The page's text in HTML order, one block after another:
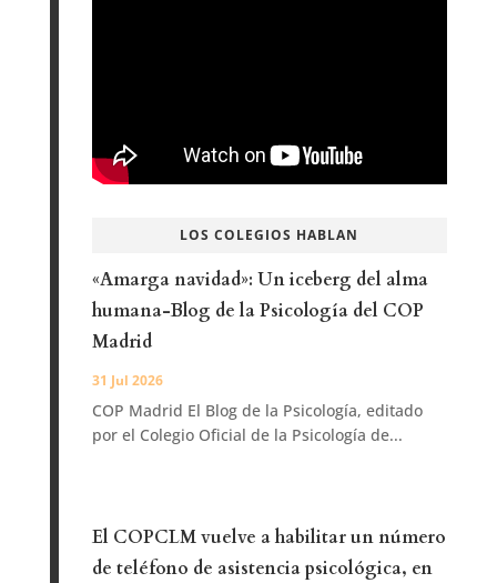
LOS COLEGIOS HABLAN
«Amarga navidad»: Un iceberg del alma
humana-Blog de la Psicología del COP
Madrid
31 Jul 2026
COP Madrid El Blog de la Psicología, editado
por el Colegio Oficial de la Psicología de...
El COPCLM vuelve a habilitar un número
de teléfono de asistencia psicológica, en